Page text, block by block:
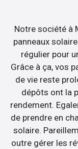
Notre société à
panneaux
régulier pour
Grâce à ça, vos
de vie reste
dépôts ont la
rendement.
de prendre en
solaire.
outre gérer les